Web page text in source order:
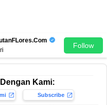
Follow
Kami:
Subscribe